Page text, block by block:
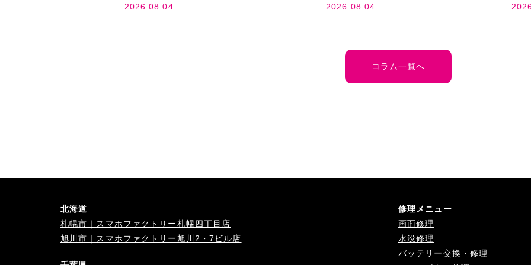
2026.08.04
2026.08.04
コラム一覧へ
北海道
札幌市｜スマホファクトリー札幌四丁目店
旭川市｜スマホファクトリー旭川2・7ビル店
修理メニュー
画面修理
水没修理
バッテリー交換・修理